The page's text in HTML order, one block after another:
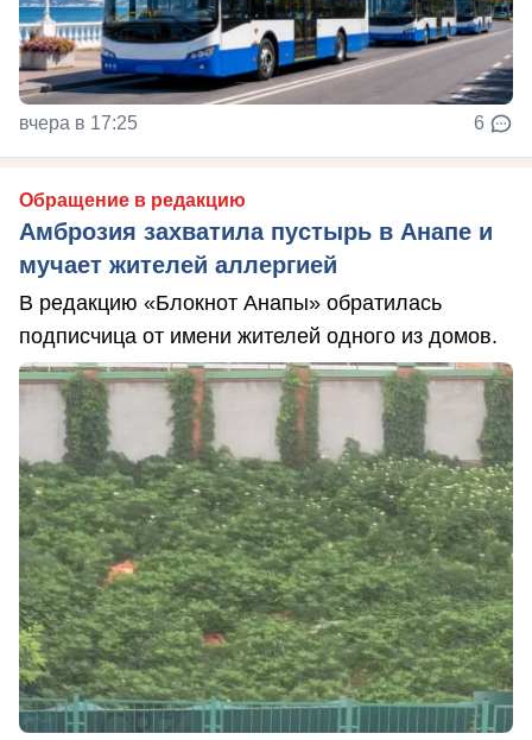
вчера в 17:25 6
Обращение в редакцию
Амброзия захватила пустырь в Анапе и
мучает жителей аллергией
В редакцию «Блокнот Анапы» обратилась
подписчица от имени жителей одного из домов.